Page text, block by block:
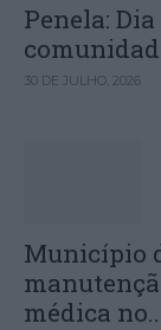
Penela:
30 DE JULHO, 2026
Município
médica